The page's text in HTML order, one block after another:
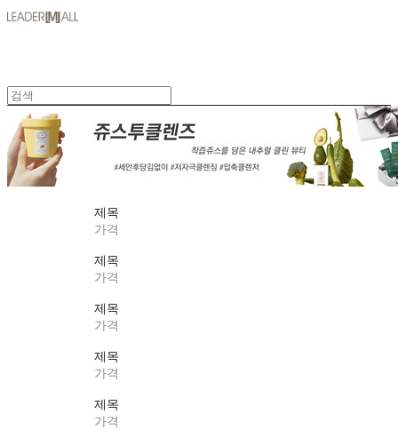
제목
가격
제목
가격
제목
가격
제목
가격
제목
가격